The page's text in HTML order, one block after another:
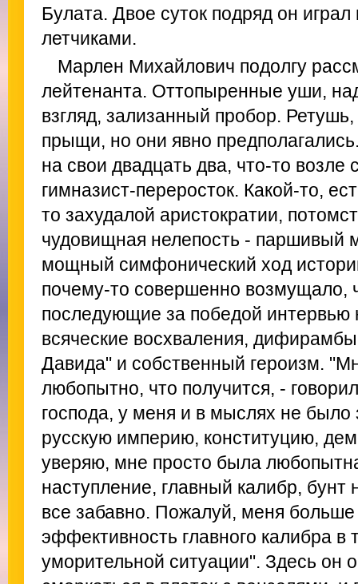
Булата. Двое суток подряд он играл
летчиками.
Марлен Михайлович подолгу
лейтенанта. Оттопыренные уши,
взгляд, зализанный пробор.
прыщи, но они явно
на свои двадцать два, что-то возле
гимназист-переросток. Какой-то,
то захудалой аристократии,
чудовищная нелепость - паршивый
мощный симфонический ход
почему-то совершенно возмущало,
последующие за победой интервью
всяческие восхваления,
Давида" и собственный героизм.
любопытно, что получится, -
господа, у меня и в мыслях не
русскую империю, конституцию,
уверяю, мне просто была
наступление, главный калибр, бунт
все забавно. Пожалуй, меня больше
эффективность главного калибра в
уморительной ситуации". Здесь он